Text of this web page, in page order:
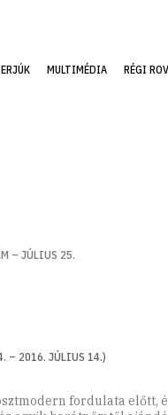
MULTIMÉDIA RÉGI
– JÚLIUS 25.
– 2016. JÚLIUS 14.)
fordulata előtt,